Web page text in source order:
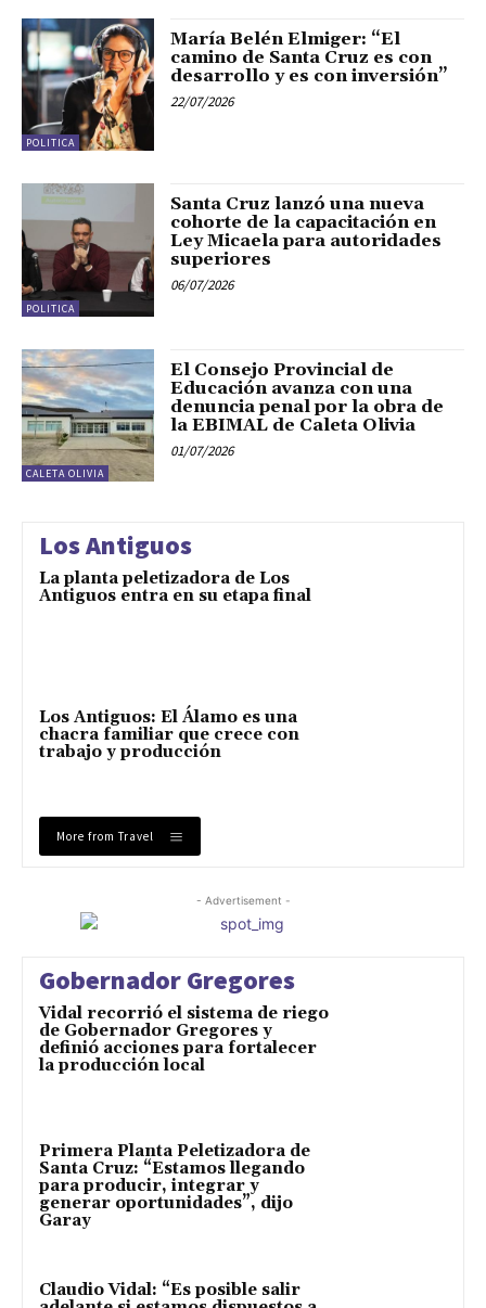
POLITICA
María Belén Elmiger: “El
camino de Santa Cruz es con
desarrollo y es con inversión”
22/07/2026
POLITICA
Santa Cruz lanzó una nueva
cohorte de la capacitación en
Ley Micaela para autoridades
superiores
06/07/2026
CALETA OLIVIA
El Consejo Provincial de
Educación avanza con una
denuncia penal por la obra de
la EBIMAL de Caleta Olivia
01/07/2026
Los Antiguos
La planta peletizadora de Los
Antiguos entra en su etapa final
Los Antiguos: El Álamo es una
chacra familiar que crece con
trabajo y producción
More from Travel
- Advertisement -
Gobernador Gregores
Vidal recorrió el sistema de riego
de Gobernador Gregores y
definió acciones para fortalecer
la producción local
Primera Planta Peletizadora de
Santa Cruz: “Estamos llegando
para producir, integrar y
generar oportunidades”, dijo
Garay
Claudio Vidal: “Es posible salir